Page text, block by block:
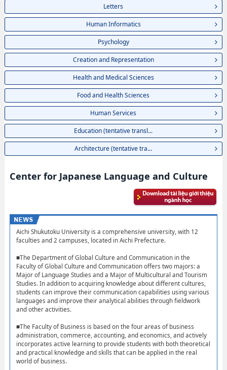
Letters
Human Informatics
Psychology
Creation and Representation
Health and Medical Sciences
Food and Health Sciences
Human Services
Education (tentative transl...
Architecture (tentative tra...
Center for Japanese Language and Culture
Aichi Shukutoku University is a comprehensive university, with 12
faculties and 2 campuses, located in Aichi Prefecture.
■The Department of Global Culture and Communication in the
Faculty of Global Culture and Communication offers two majors: a
Major of Language Studies and a Major of Multicultural and Tourism
Studies. In addition to acquiring knowledge about different cultures,
students can improve their communication capabilities using various
languages and improve their analytical abilities through fieldwork
and other activities.
■The Faculty of Business is based on the four areas of business
administration, commerce, accounting, and economics, and actively
incorporates active learning to provide students with both theoretical
and practical knowledge and skills that can be applied in the real
world of business.